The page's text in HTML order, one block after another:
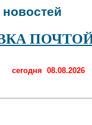
сегодня 08.08.2026